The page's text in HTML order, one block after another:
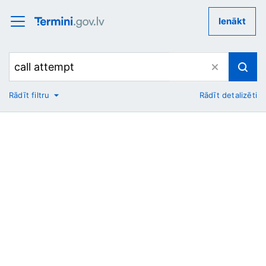
Ienākt
No
Rādīt filtru Rādīt detalizēti